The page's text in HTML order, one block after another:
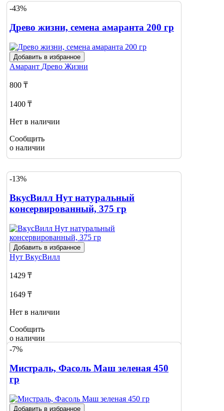
-43%
Древо жизни, семена амаранта 200 гр
Добавить в избранное
Амарант Древо Жизни
800 ₸
1400 ₸
Нет в наличии
Сообщить
о наличии
-13%
ВкусВилл Нут натуральный
консервированный, 375 гр
Добавить в избранное
Нут ВкусВилл
1429 ₸
1649 ₸
Нет в наличии
Сообщить
о наличии
-7%
Мистраль, Фасоль Маш зеленая 450
гр
Добавить в избранное